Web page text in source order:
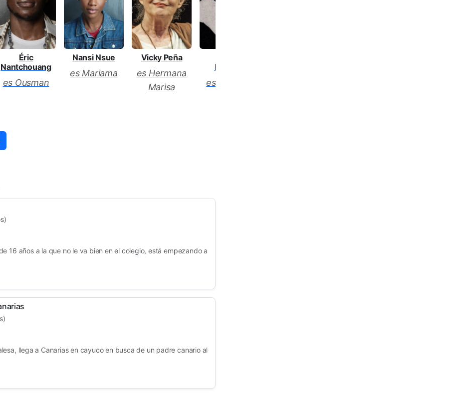
Éric
Nantchouang
es Ousman
Nansi Nsue
es Mariama
Vicky Peña
es Hermana
Marisa
Fuentes
es Carmela
16 años a la que no le va bien en el colegio, está empezando a
llega a Canarias en cayuco en busca de un padre canario al